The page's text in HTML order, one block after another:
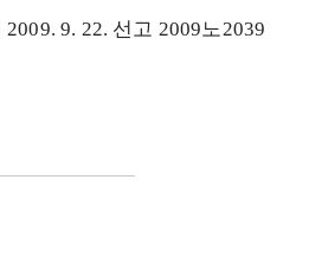
9. 22. 선고 2009노2039